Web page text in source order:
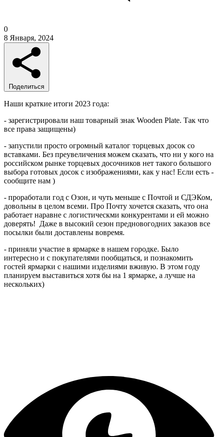
0
8 Января, 2024
Поделиться
Наши краткие итоги 2023 года:
- зарегистрировали наш товарный знак Wooden Plate. Так что
все права защищены)
- запустили просто огромный каталог торцевых досок со
вставками. Без преувеличения можем сказать, что ни у кого на
российском рынке торцевых досочников нет такого большого
выбора готовых досок с изображениями, как у нас! Если есть -
сообщите нам )
- проработали год с Озон, и чуть меньше с Почтой и СДЭКом,
довольны в целом всеми. Про Почту хочется сказать, что она
работает наравне с логистическми конкурентами и ей можно
доверять! Даже в высокий сезон предновогодних заказов все
посылки были доставлены вовремя.
- приняли участие в ярмарке в нашем городке. Было
интересно и с покупателями пообщаться, и познакомить
гостей ярмарки с нашими изделиями вживую. В этом году
планируем выставиться хотя бы на 1 ярмарке, а лучше на
нескольких)